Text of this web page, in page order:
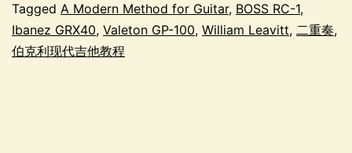
Tagged A Modern Method for Guitar, BOSS RC-1,
Ibanez GRX40, Valeton GP-100, William Leavitt, 二重奏,
伯克利现代吉他教程